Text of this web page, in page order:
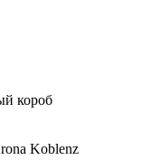
короб
Koblenz